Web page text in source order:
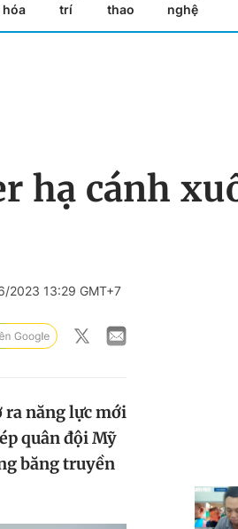
hóa
trí
thao
nghệ
hạ cánh
2023 13:29 GMT+7
ra năng lực mới
quân đội Mỹ
băng truyền